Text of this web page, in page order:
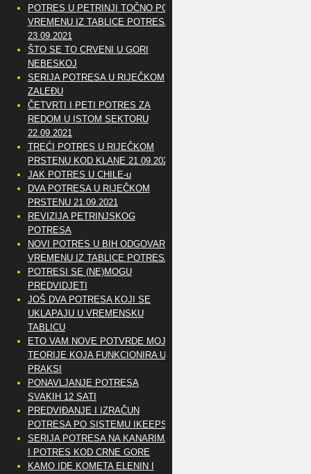
POTRES U PETRINJI TOČNO PO
VREMENU IZ TABLICE POTRESA
23.09.2021
ŠTO SE TO CRVENI U GORI
NEBESKOJ
SERIJA POTRESA U RIJEČKOM
ZALEĐU
ČETVRTI I PETI POTRES ZA
REDOM U ISTOM SEKTORU
22.09.2021
TREĆI POTRES U RIJEČKOM
PRSTENU KOD KLANE 21.09.2021
JAK POTRES U CHILE-u
DVA POTRESA U RIJEČKOM
PRSTENU 21.09.2021
REVIZIJA PETRINJSKOG
POTRESA
NOVI POTRES U BIH ODGOVARA
VREMENU IZ TABLICE POTRESA
POTRESI SE (NE)MOGU
PREDVIDJETI
JOŠ DVA POTRESA KOJI SE
UKLAPAJU U VREMENSKU
TABLICU
ETO VAM NOVE POTVRDE MOJE
TEORIJE KOJA FUNKCIONIRA U
PRAKSI
PONAVLJANJE POTRESA
SVAKIH 12 SATI
PREDVIĐANJE I IZRAČUN
POTRESA PO SISTEMU IKEEPS
SERIJA POTRESA NA KANARIMA
I POTRES KOD CRNE GORE
KAMO IDE KOMETA ELENIN I